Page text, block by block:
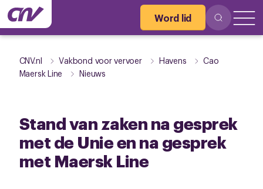
Word lid
CNV.nl Vakbond voor vervoer Havens
Cao
Maersk Line
Nieuws
Stand van zaken na gesprek
met de Unie en na gesprek
met Maersk Line